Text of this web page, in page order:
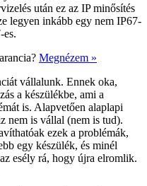
után ez az IP minősítés
legyen inkább egy nem IP67-
es.
Megnézem »
vállalunk. Ennek oka,
a készülékbe, ami a
is. Alapvetően alaplapi
nem is vállal (nem is tud).
ezek a problémák,
egy készülék, és minél
esély rá, hogy újra elromlik.